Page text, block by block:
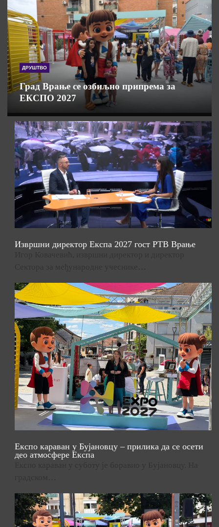
ДРУШТВО
Град Врање се озбиљно припрема за
ЕКСПО 2027
Извршни директор Експа 2027 гост РТВ Врање
Експо караван у Бујановцу – прилика да се осети
део атмосфере Експа